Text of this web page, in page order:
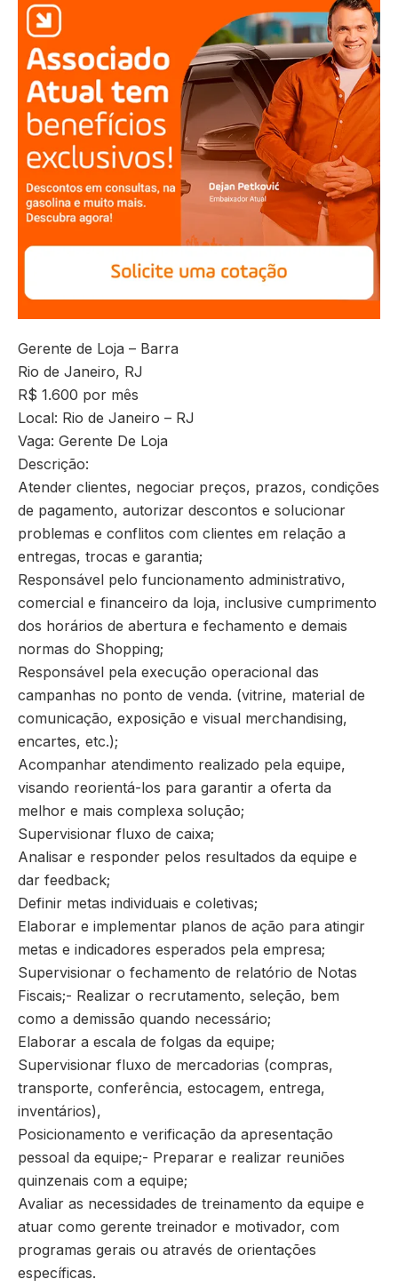
Gerente de Loja – Barra
Rio de Janeiro, RJ
R$ 1.600 por mês
Local: Rio de Janeiro – RJ
Vaga: Gerente De Loja
Descrição:
Atender clientes, negociar preços, prazos, condições
de pagamento, autorizar descontos e solucionar
problemas e conflitos com clientes em relação a
entregas, trocas e garantia;
Responsável pelo funcionamento administrativo,
comercial e financeiro da loja, inclusive cumprimento
dos horários de abertura e fechamento e demais
normas do Shopping;
Responsável pela execução operacional das
campanhas no ponto de venda. (vitrine, material de
comunicação, exposição e visual merchandising,
encartes, etc.);
Acompanhar atendimento realizado pela equipe,
visando reorientá-los para garantir a oferta da
melhor e mais complexa solução;
Supervisionar fluxo de caixa;
Analisar e responder pelos resultados da equipe e
dar feedback;
Definir metas individuais e coletivas;
Elaborar e implementar planos de ação para atingir
metas e indicadores esperados pela empresa;
Supervisionar o fechamento de relatório de Notas
Fiscais;- Realizar o recrutamento, seleção, bem
como a demissão quando necessário;
Elaborar a escala de folgas da equipe;
Supervisionar fluxo de mercadorias (compras,
transporte, conferência, estocagem, entrega,
inventários),
Posicionamento e verificação da apresentação
pessoal da equipe;- Preparar e realizar reuniões
quinzenais com a equipe;
Avaliar as necessidades de treinamento da equipe e
atuar como gerente treinador e motivador, com
programas gerais ou através de orientações
específicas.